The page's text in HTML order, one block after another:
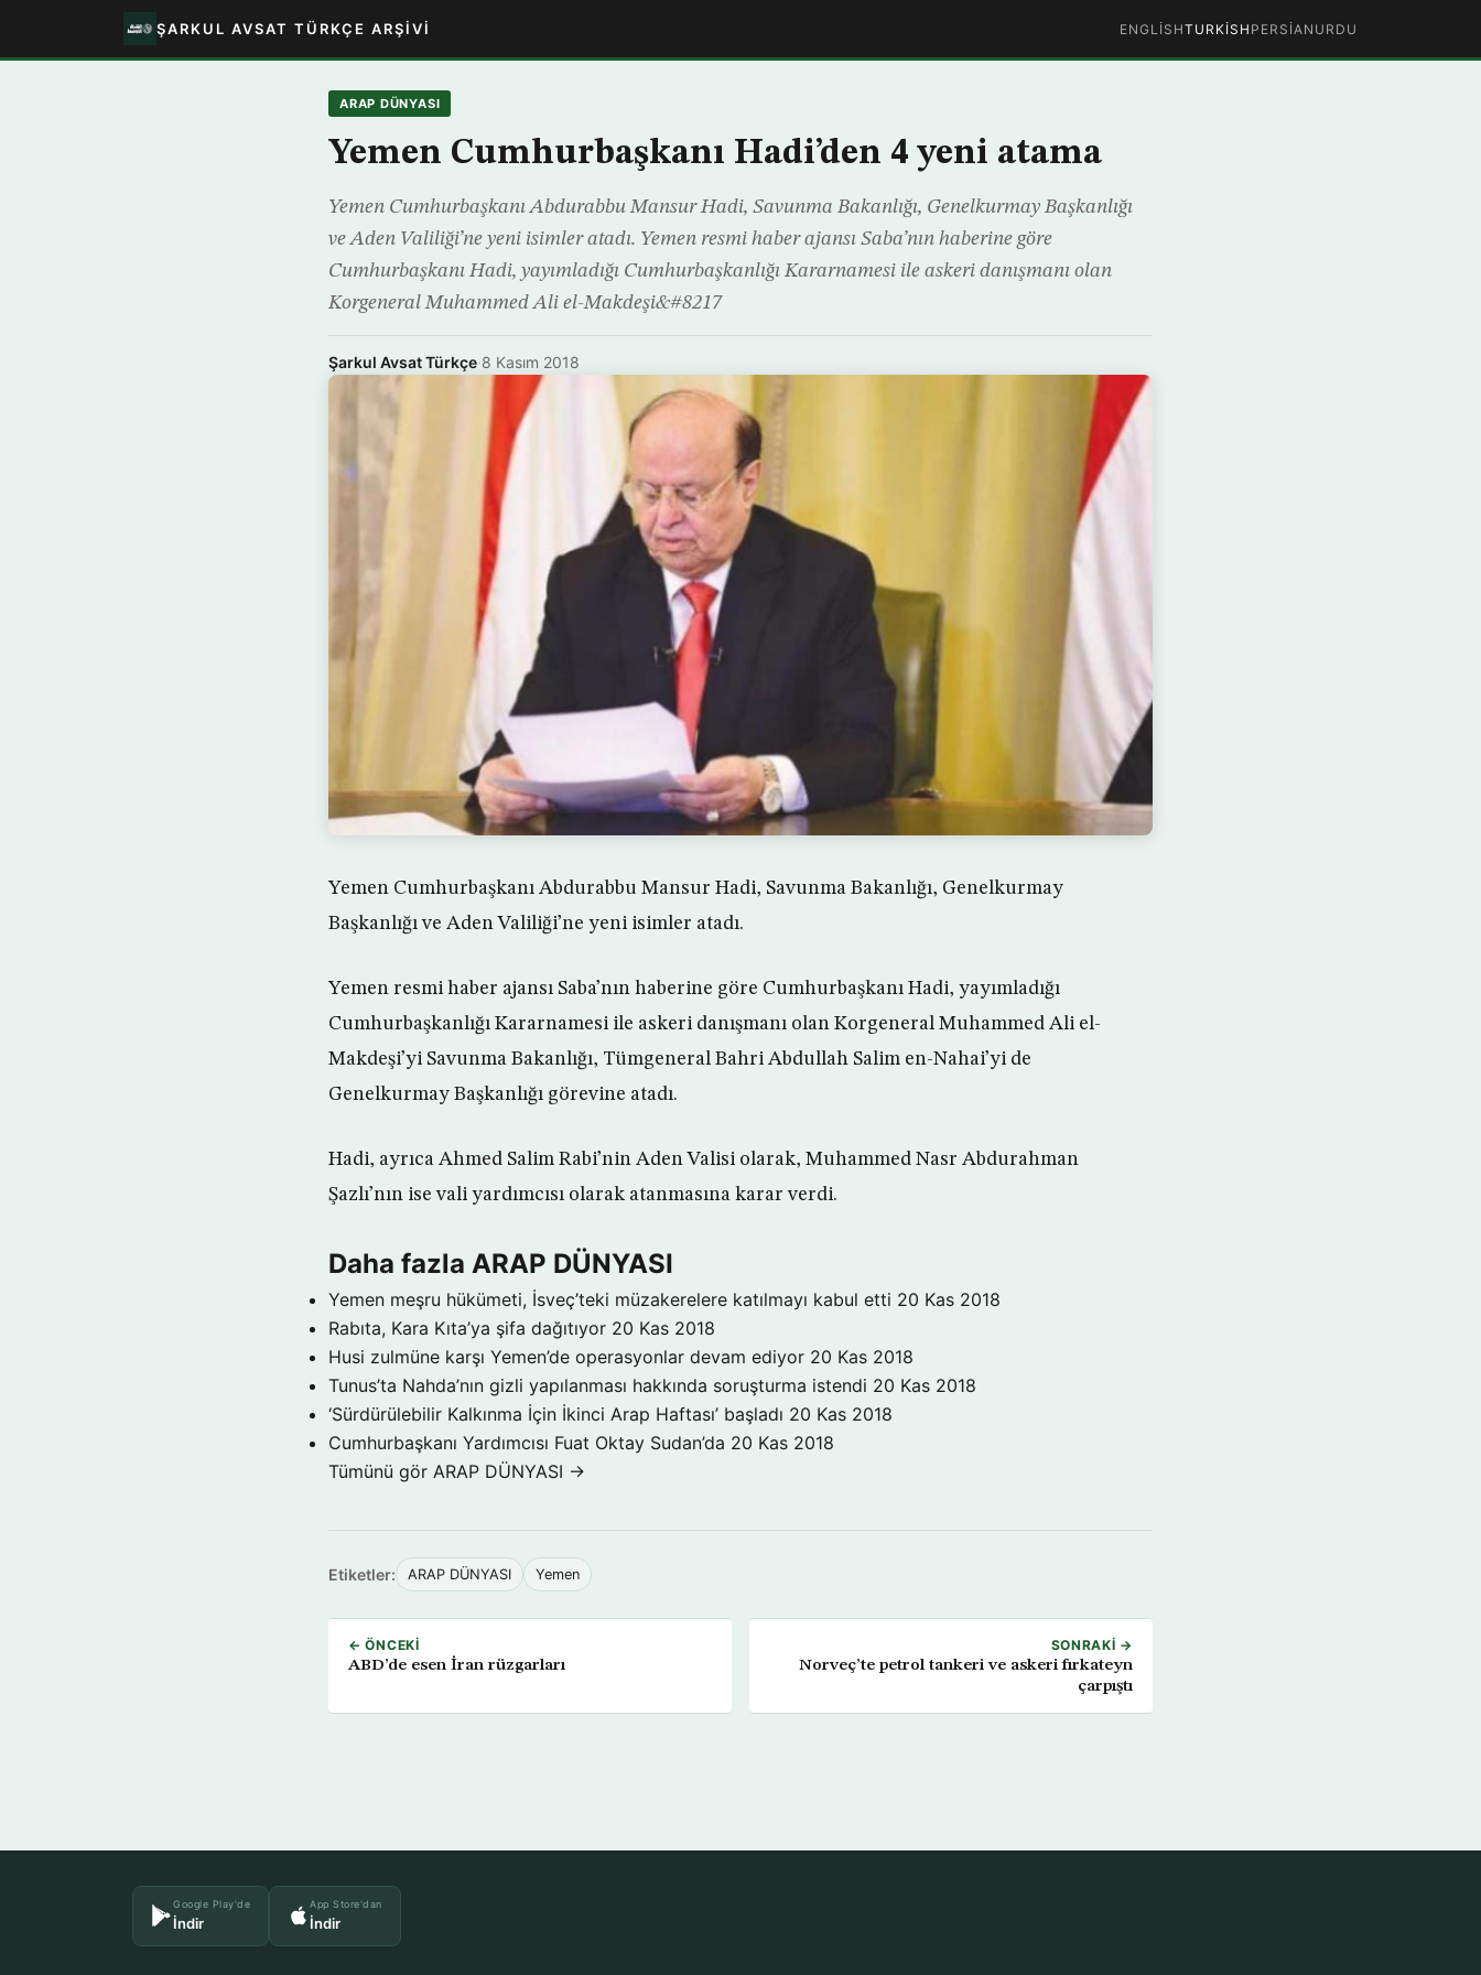
ŞARKUL AVSAT TÜRKÇE ARŞIVI ENGLISHTURKISH PERSIAN URDU
ARAP DÜNYASI
Yemen Cumhurbaşkanı Hadi’den 4 yeni atama
Yemen Cumhurbaşkanı Abdurabbu Mansur Hadi, Savunma Bakanlığı, Genelkurmay Başkanlığı
ve Aden Valiliği’ne yeni isimler atadı. Yemen resmi haber ajansı Saba’nın haberine göre
Cumhurbaşkanı Hadi, yayımladığı Cumhurbaşkanlığı Kararnamesi ile askeri danışmanı olan
Korgeneral Muhammed Ali el-Makdeşi&#8217
Şarkul Avsat Türkçe·8 Kasım 2018
Yemen Cumhurbaşkanı Abdurabbu Mansur Hadi, Savunma Bakanlığı, Genelkurmay
Başkanlığı ve Aden Valiliği’ne yeni isimler atadı.
Yemen resmi haber ajansı Saba’nın haberine göre Cumhurbaşkanı Hadi, yayımladığı
Cumhurbaşkanlığı Kararnamesi ile askeri danışmanı olan Korgeneral Muhammed Ali el-
Makdeşi’yi Savunma Bakanlığı, Tümgeneral Bahri Abdullah Salim en-Nahai’yi de
Genelkurmay Başkanlığı görevine atadı.
Hadi, ayrıca Ahmed Salim Rabi’nin Aden Valisi olarak, Muhammed Nasr Abdurahman
Şazlı’nın ise vali yardımcısı olarak atanmasına karar verdi.
Daha fazla ARAP DÜNYASI
Yemen meşru hükümeti, İsveç’teki müzakerelere katılmayı kabul etti 20 Kas 2018
Rabıta, Kara Kıta’ya şifa dağıtıyor 20 Kas 2018
Husi zulmüne karşı Yemen’de operasyonlar devam ediyor 20 Kas 2018
Tunus’ta Nahda’nın gizli yapılanması hakkında soruşturma istendi 20 Kas 2018
‘Sürdürülebilir Kalkınma İçin İkinci Arap Haftası’ başladı 20 Kas 2018
Cumhurbaşkanı Yardımcısı Fuat Oktay Sudan’da 20 Kas 2018
Tümünü gör ARAP DÜNYASI →
Etiketler: ARAP DÜNYASI Yemen
← ÖNCEKI
ABD’de esen İran rüzgarları
SONRAKI →
Norveç’te petrol tankeri ve askeri fırkateyn
çarpıştı
Google Play'de
İndir
App Store'dan
İndir